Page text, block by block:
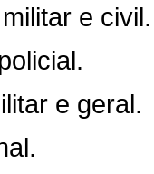
e civil.
e geral.